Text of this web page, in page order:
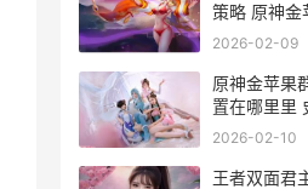
策略 原神金
机吗
2026-02-09
原神金苹果
置在哪里里
标同享 原神
2026-02-10
王者双面君